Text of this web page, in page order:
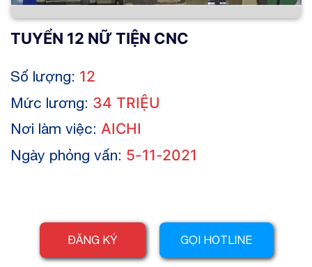
TUYỂN 12 NỮ TIỆN CNC
Số lượng: 12
Mức lương: 34 TRIỆU
Nơi làm việc: AICHI
Ngày phỏng vấn: 5-11-2021
ĐĂNG KÝ GỌI HOTLINE